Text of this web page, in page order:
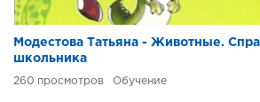
Модестова Татьяна - Животные.
школьника
260 Обучение